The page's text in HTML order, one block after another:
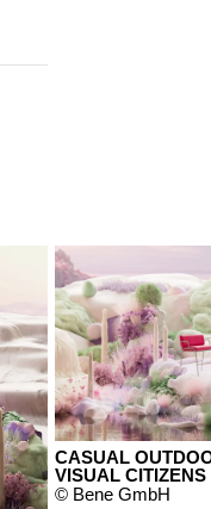
CASUAL
VISUAL CITIZENS
© Bene GmbH